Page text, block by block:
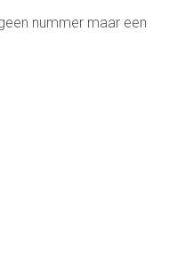
nummer maar een